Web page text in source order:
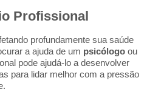
Profissional
profundamente sua saúde
a ajuda de um psicólogo ou
pode ajudá-lo a desenvolver
para lidar melhor com a pressão